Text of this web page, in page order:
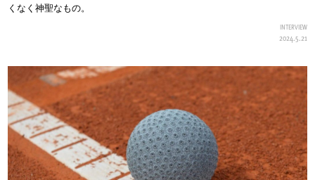
くなく神聖なもの。
INTERVIEW
2024.5.21